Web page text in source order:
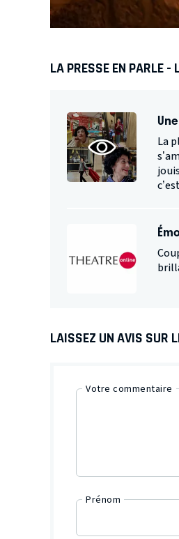
LA PRESSE EN PARLE -
La
LAISSEZ UN AVIS SUR
Votre commentaire
Prénom